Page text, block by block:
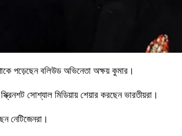
পড়েছেন বলিউড অভিনেতা অক্ষয় কুমার।
সোশ্যাল মিডিয়ায় শেয়ার করছেন ভারতীয়রা।
নেটিজেনরা।